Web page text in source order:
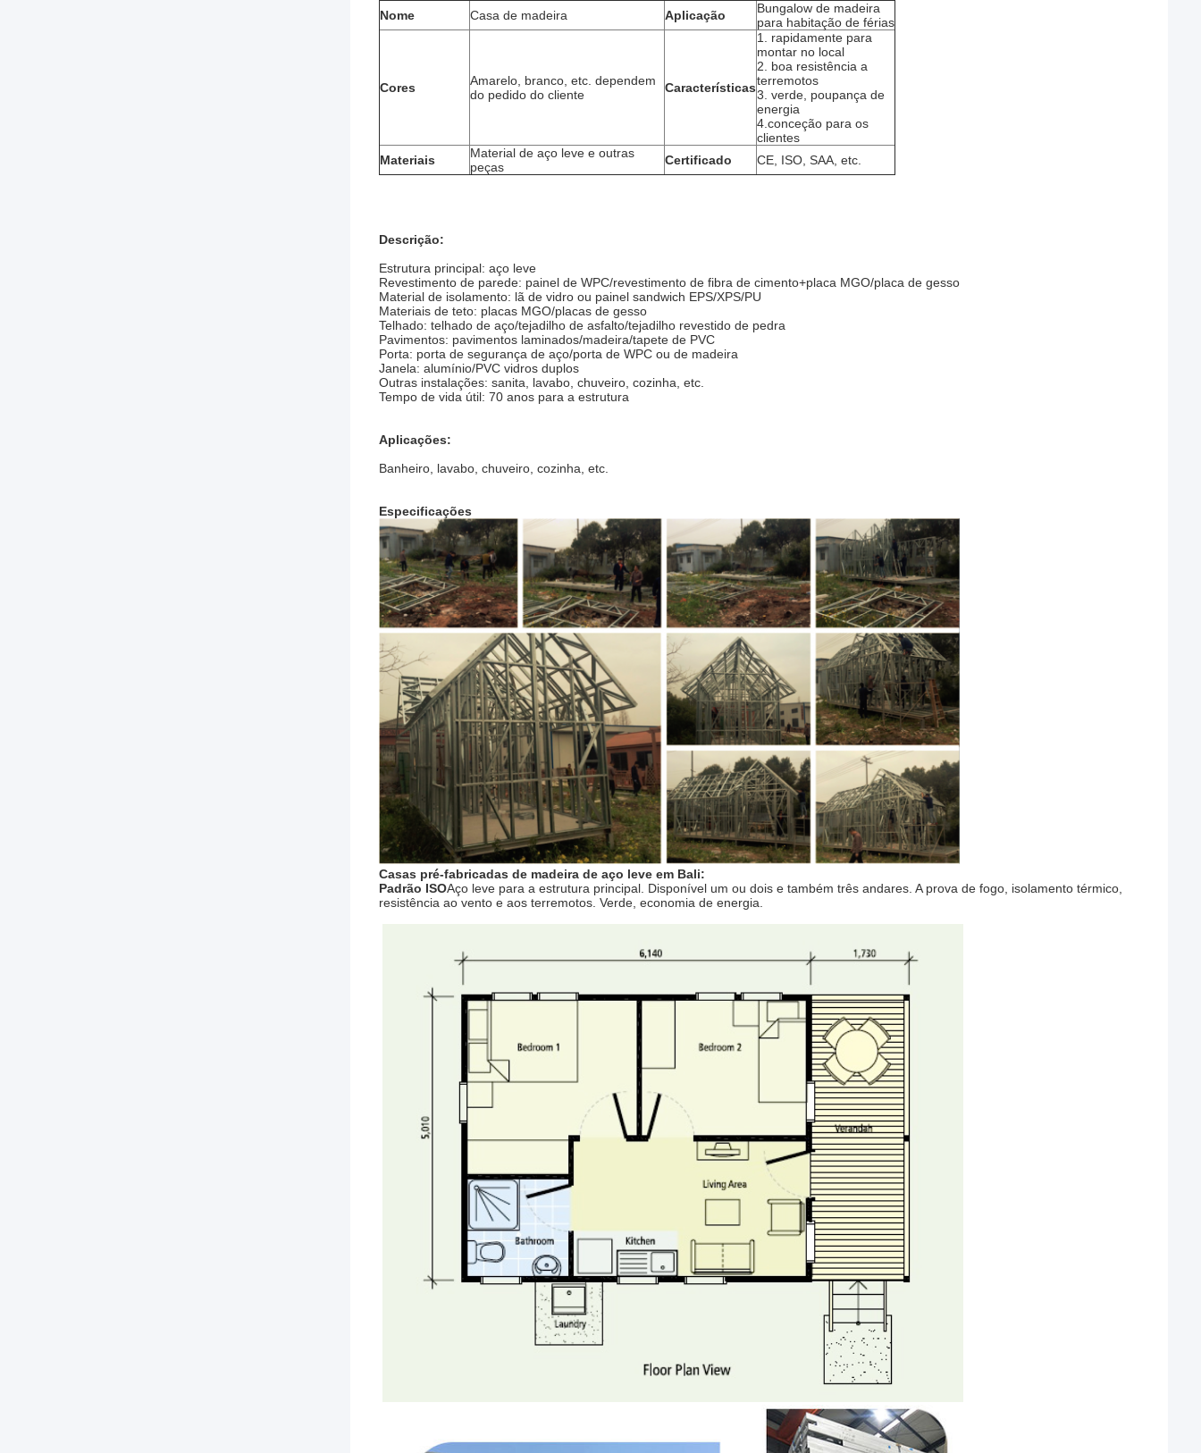
Nome Casa de madeira Aplicação
Bungalow de madeira
para habitação de férias
Cores
Amarelo, branco, etc. dependem
do pedido do cliente
Características
1. rapidamente para
montar no local
2. boa resistência a
terremotos
3. verde, poupança de
energia
4.conceção para os
clientes
Materiais
Material de aço leve e outras
peças
Certificado CE, ISO, SAA, etc.
Descrição:
Estrutura principal: aço leve
Revestimento de parede: painel de WPC/revestimento de fibra de cimento+placa MGO/placa de gesso
Material de isolamento: lã de vidro ou painel sandwich EPS/XPS/PU
Materiais de teto: placas MGO/placas de gesso
Telhado: telhado de aço/tejadilho de asfalto/tejadilho revestido de pedra
Pavimentos: pavimentos laminados/madeira/tapete de PVC
Porta: porta de segurança de aço/porta de WPC ou de madeira
Janela: alumínio/PVC vidros duplos
Outras instalações: sanita, lavabo, chuveiro, cozinha, etc.
Tempo de vida útil: 70 anos para a estrutura
Aplicações:
Banheiro, lavabo, chuveiro, cozinha, etc.
Especificações
Casas pré-fabricadas de madeira de aço leve em Bali:
Padrão ISOAço leve para a estrutura principal. Disponível um ou dois e também três andares. A prova de fogo, isolamento térmico,
resistência ao vento e aos terremotos. Verde, economia de energia.